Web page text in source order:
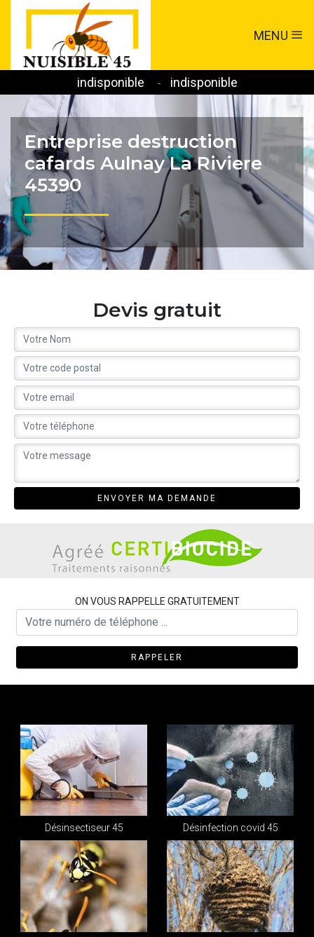
MENU
indisponible - indisponible
Entreprise destruction
cafards Aulnay La Riviere
45390
Devis gratuit
ON VOUS RAPPELLE GRATUITEMENT
Désinsectiseur 45 Désinfection covid 45